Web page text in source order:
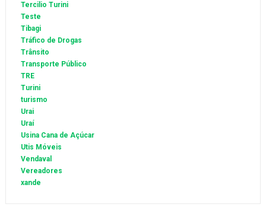
Tercilio Turini
Teste
Tibagi
Tráfico de Drogas
Trânsito
Transporte Público
TRE
Turini
turismo
Urai
Uraí
Usina Cana de Açúcar
Utis Móveis
Vendaval
Vereadores
xande